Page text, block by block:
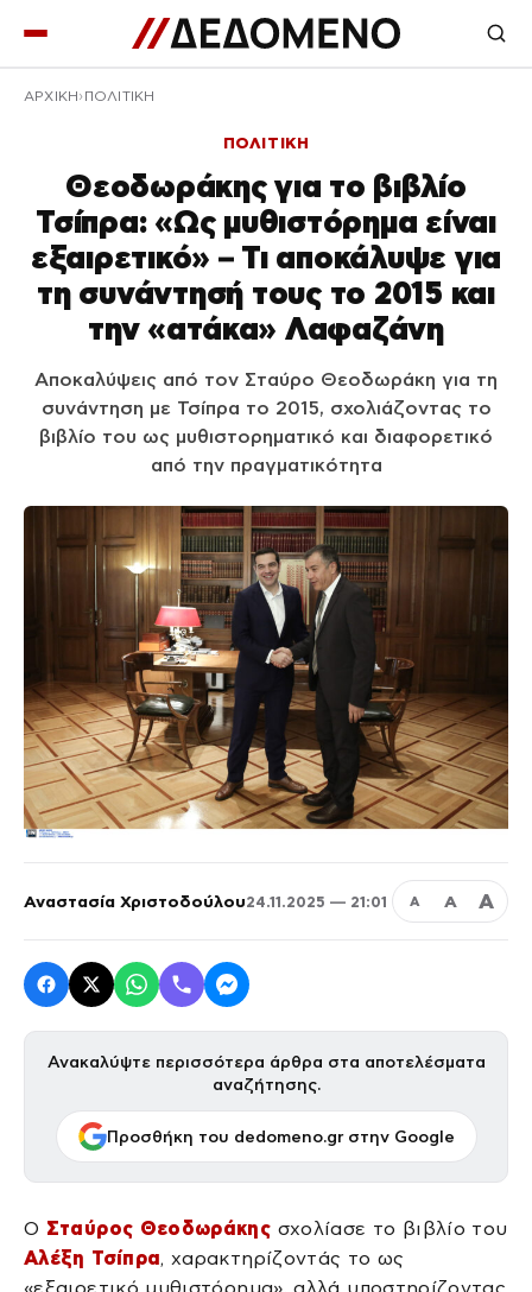
ΑΡΧΙΚΉ ΠΟΛΙΤΙΚΗ
ΠΟΛΙΤΙΚΗ
Θεοδωράκης για το βιβλίο
Τσίπρα: «Ως μυθιστόρημα είναι
εξαιρετικό» – Τι αποκάλυψε για
τη συνάντησή τους το 2015 και
την «ατάκα» Λαφαζάνη
Αποκαλύψεις από τον Σταύρο Θεοδωράκη για τη
συνάντηση με Τσίπρα το 2015, σχολιάζοντας το
βιβλίο του ως μυθιστορηματικό και διαφορετικό
από την πραγματικότητα
Αναστασία Χριστοδούλου24.11.2025 — 21:01 Α Α Α
Ανακαλύψτε περισσότερα άρθρα στα αποτελέσματα
αναζήτησης.
Προσθήκη του dedomeno.gr στην Google
Ο Σταύρος Θεοδωράκης σχολίασε το βιβλίο του
Αλέξη Τσίπρα, χαρακτηρίζοντάς το ως